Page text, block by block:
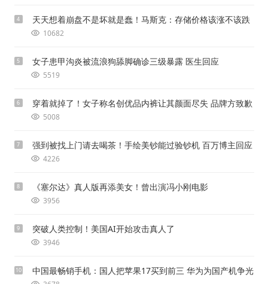
4 天天想着崩盘不是坏就是蠢！马斯克：存储价格该涨不该跌
10682
5 女子患甲沟炎被流浪狗舔脚确诊三级暴露 医生回应
5519
6 穿着就掉了！女子称名创优品内裤让其颜面尽失 品牌方致歉
5008
7 强到被找上门请去喝茶！手绘美钞能过验钞机 百万博主回应
4226
8 《塞尔达》真人版再添美女！曾出演冯小刚电影
3956
9 突破人类控制！美国AI开始攻击真人了
3946
10 中国最畅销手机：国人把苹果17买到前三 华为为国产机争光